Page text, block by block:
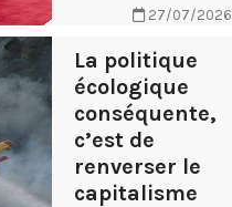
27/07/2026
La politique
écologique
conséquente,
c’est de
renverser le
capitalisme